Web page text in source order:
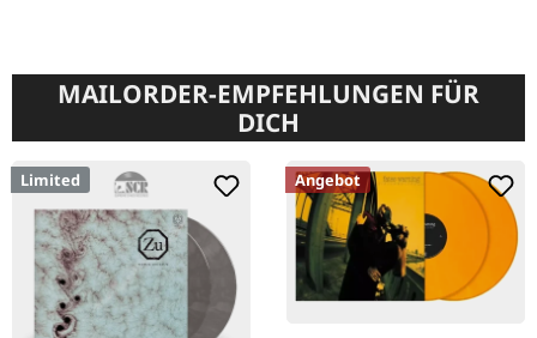
MAILORDER-EMPFEHLUNGEN FÜR
DICH
Limited Angebot